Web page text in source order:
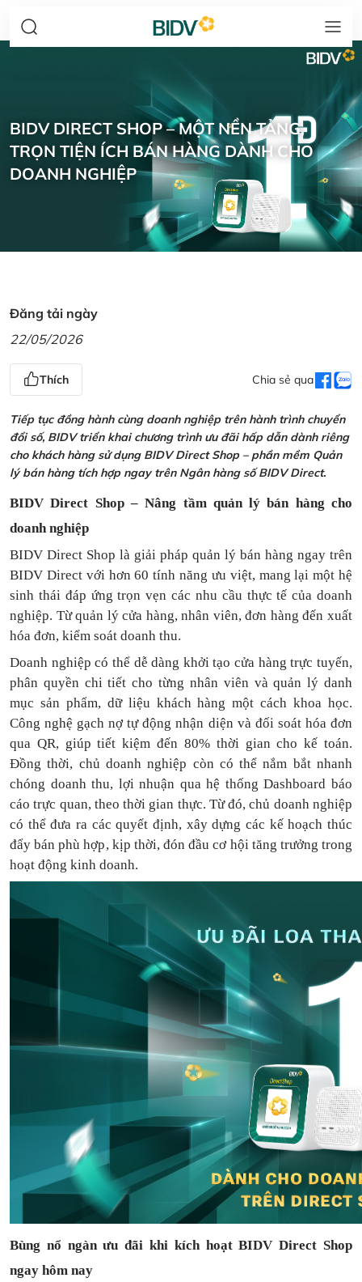
BIDV DIRECT SHOP – MỘT NỀN TẢNG,
TRỌN TIỆN ÍCH BÁN HÀNG DÀNH CHO
DOANH NGHIỆP
Đăng tải ngày
22/05/2026
Thích Chia sẻ qua
Tiếp tục đồng hành cùng doanh nghiệp trên hành trình chuyển
đổi số, BIDV triển khai chương trình ưu đãi hấp dẫn dành riêng
cho khách hàng sử dụng BIDV Direct Shop – phần mềm Quản
lý bán hàng tích hợp ngay trên Ngân hàng số BIDV Direct.
BIDV Direct Shop – Nâng tầm quản lý bán hàng cho
doanh nghiệp
BIDV Direct Shop là giải pháp quản lý bán hàng ngay trên
BIDV Direct với hơn 60 tính năng ưu việt, mang lại một hệ
sinh thái đáp ứng trọn vẹn các nhu cầu thực tế của doanh
nghiệp. Từ quản lý cửa hàng, nhân viên, đơn hàng đến xuất
hóa đơn, kiểm soát doanh thu.
Doanh nghiệp có thể dễ dàng khởi tạo cửa hàng trực tuyến,
phân quyền chi tiết cho từng nhân viên và quản lý danh
mục sản phẩm, dữ liệu khách hàng một cách khoa học.
Công nghệ gạch nợ tự động nhận diện và đối soát hóa đơn
qua QR, giúp tiết kiệm đến 80% thời gian cho kế toán.
Đồng thời, chủ doanh nghiệp còn có thể nắm bắt nhanh
chóng doanh thu, lợi nhuận qua hệ thống Dashboard báo
cáo trực quan, theo thời gian thực. Từ đó, chủ doanh nghiệp
có thểđưa ra các quyết định, xây dựng các kế hoạch thúc
đẩy bán phù hợp, kịp thời, đón đầu cơ hội tăng trưởng trong
hoạt động kinh doanh.
Bùng nổ ngàn ưu đãi khi kích hoạt BIDV Direct Shop
ngay hôm nay